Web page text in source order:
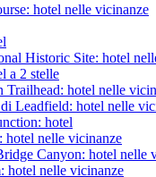
hotel nelle vicinanze
Historic Site: hotel
a 2 stelle
Trailhead: hotel nelle
Leadfield: hotel nelle
hotel
hotel nelle vicinanze
Canyon: hotel nelle
hotel nelle vicinanze